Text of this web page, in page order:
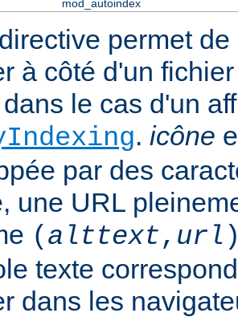
mod_autoindex
permet
à côté d'un
dans le cas d'un
. icône
par des
une URL
( alttext, url
texte
dans les